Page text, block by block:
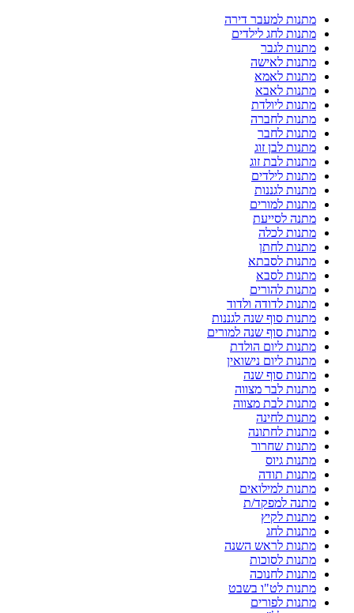
מתנות למעבר דירה
מתנות לחג לילדים
מתנות לגבר
מתנות לאישה
מתנות לאמא
מתנות לאבא
מתנות ליולדת
מתנות לחברה
מתנות לחבר
מתנות לבן זוג
מתנות לבת זוג
מתנות לילדים
מתנות לגננות
מתנות למורים
מתנה לסייעת
מתנות לכלה
מתנות לחתן
מתנות לסבתא
מתנות לסבא
מתנות להורים
מתנות לדודה ולדוד
מתנות סוף שנה לגננות
מתנות סוף שנה למורים
מתנות ליום הולדת
מתנות ליום נישואין
מתנות סוף שנה
מתנות לבר מצווה
מתנות לבת מצווה
מתנות לחינה
מתנות לחתונה
מתנות שחרור
מתנות גיוס
מתנות תודה
מתנות למילואים
מתנה למפקד/ת
מתנות לקיץ
מתנות לחג
מתנות לראש השנה
מתנות לסוכות
מתנות לחנוכה
מתנות לט"ו בשבט
מתנות לפורים